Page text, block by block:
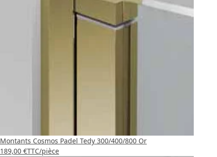
Montants Cosmos Padel Tedy 300/400/800 Or
189,00 €TTC/pièce